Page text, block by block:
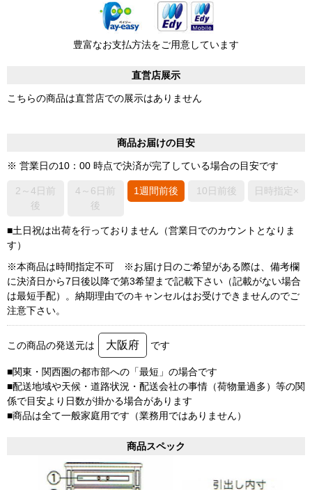
豊富なお支払方法をご用意しています
直営店展示
こちらの商品は直営店での展示はありません
商品お届けの目安
※ 営業日の10：00 時点で決済が完了している場合の目安です
2～4日前
後
4～6日前
後
1週間前後 10日前後 日時指定×
■土日祝は出荷を行っておりません（営業日でのカウントとなりま
す）
※本商品は時間指定不可 ※お届け日のご希望がある際は、備考欄
に決済日から7日後以降で第3希望まで記載下さい（記載がない場合
は最短手配）。納期理由でのキャンセルはお受けできませんのでご
注意下さい。
この商品の発送元は 大阪府 です
■関東・関西圏の都市部への「最短」の場合です
■配送地域や天候・道路状況・配送会社の事情（荷物量過多）等の関
係で目安より日数が掛かる場合があります
■商品は全て一般家庭用です（業務用ではありません）
商品スペック